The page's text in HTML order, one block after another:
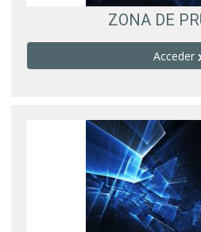
ZONA DE
Acceder